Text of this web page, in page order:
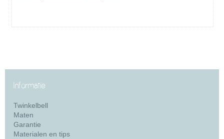
Informatie
Twinkelbell
Maten
Garantie
Materialen en tips